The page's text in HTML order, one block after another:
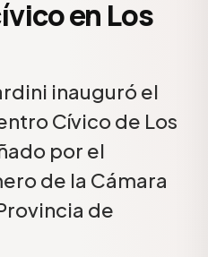
en Los
inauguró el
Cívico de Los
por el
de la Cámara
de